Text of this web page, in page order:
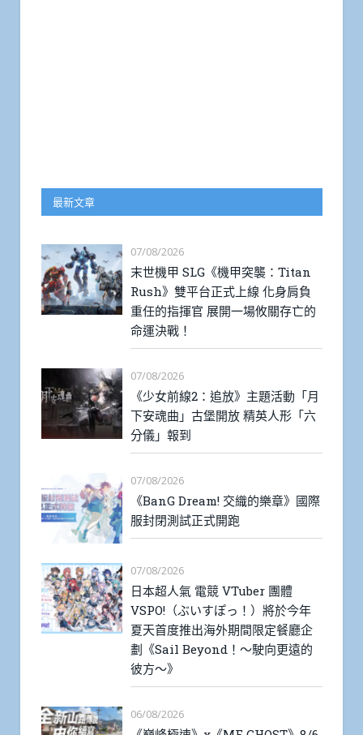
最新文章
07/08/2026
末世機甲 SLG《機甲突襲：Titan
Rush》雙平台正式上線 化身肩負
重任的指揮官 展開一場攸關存亡的
命運決戰！
07/08/2026
《少女前線2：追放》主題活動「月
下安魂曲」古堡開放 精英人形「六
分儀」報到
07/08/2026
《BanG Dream! 交織的樂章》國際
服封閉測試正式開跑
07/08/2026
日本超人氣 電競 VTuber 團體
VSPO!（ぶいすぽっ！）將於今年
夏天首度推出海外期間限定餐廳企
劃《Sail Beyond！～駛向更遠的
彼方～》
06/08/2026